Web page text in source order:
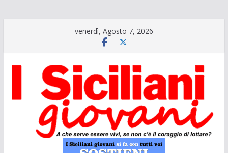
venerdì, Agosto 7, 2026